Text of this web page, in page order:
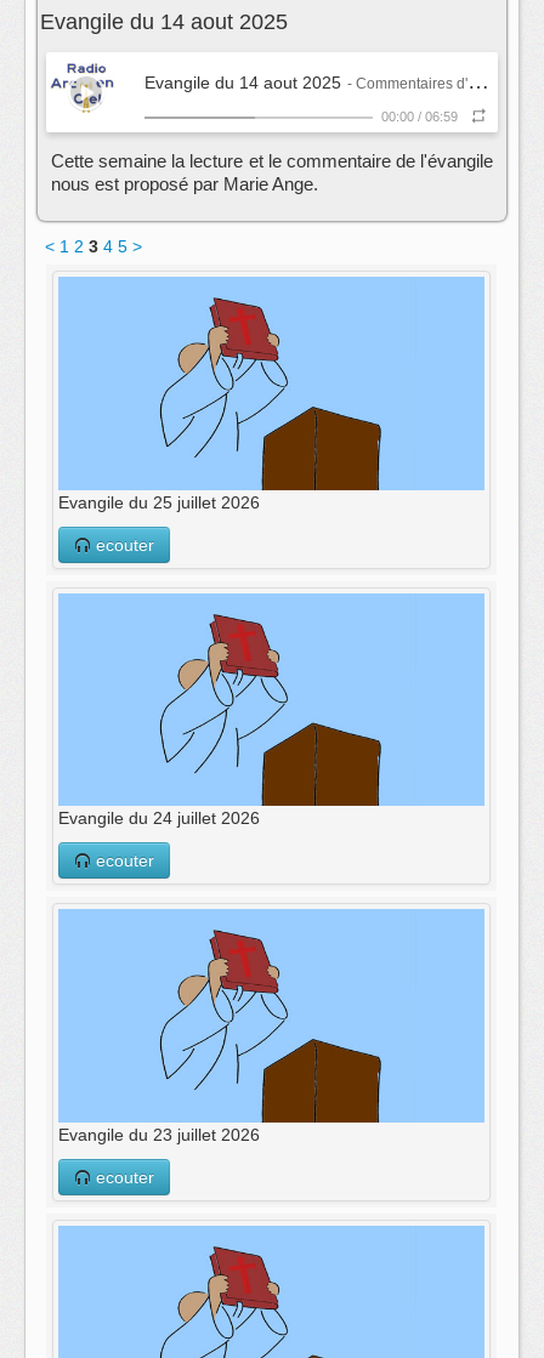
Evangile du 14 aout 2025
Evangile du 14 aout 2025 - Commentaires d'évangile
00:00 / 06:59
Cette semaine la lecture et le commentaire de l'évangile
nous est proposé par Marie Ange.
< 1 2 3 4 5 >
Evangile du 25 juillet 2026
ecouter
Evangile du 24 juillet 2026
ecouter
Evangile du 23 juillet 2026
ecouter